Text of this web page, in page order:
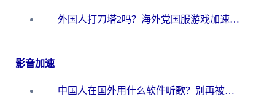
外国人打刀塔2吗？海外党国服游戏加速避坑全攻略
影音加速
中国人在国外用什么软件听歌？别再被地域限制卡脖子，这篇教你轻松解锁国内音乐库